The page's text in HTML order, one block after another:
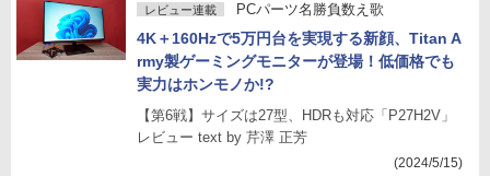
レビュー連載 PCパーツ名勝負数え歌
4K＋160Hzで5万円台を実現する新顔、Titan A
rmy製ゲーミングモニターが登場！低価格でも
実力はホンモノか!?
【第6戦】サイズは27型、HDRも対応「P27H2V」
レビュー text by 芹澤 正芳
(2024/5/15)